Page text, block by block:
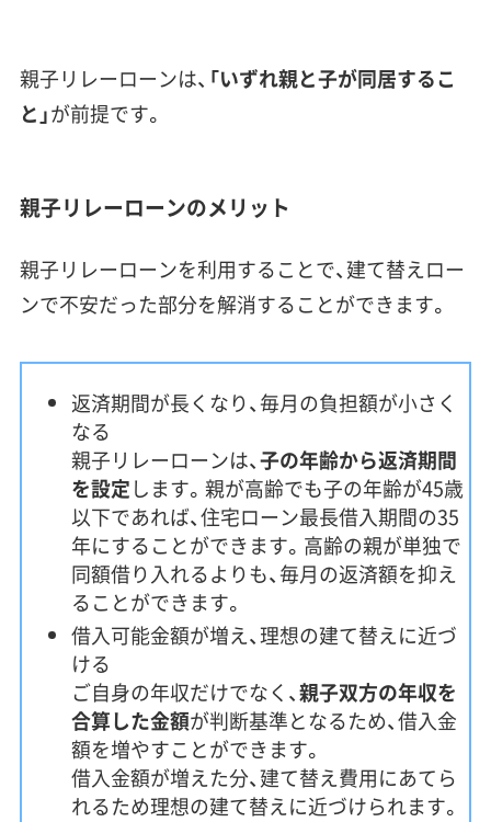
親子リレーローンは、 「いずれ親と子が同居するこ
と」が前提です。
親子リレーローンのメリット
親子リレーローンを利用することで、建て替えロー
ンで不安だった部分を解消することができます。
返済期間が長くなり、毎月の負担額が小さく
なる
親子リレーローンは、子の年齢から返済期間
を設定します。親が高齢でも子の年齢が45歳
以下であれば、住宅ローン最長借入期間の35
年にすることができます。高齢の親が単独で
同額借り入れるよりも、毎月の返済額を抑え
ることができます。
借入可能金額が増え、理想の建て替えに近づ
ける
ご自身の年収だけでなく、親子双方の年収を
合算した金額が判断基準となるため、借入金
額を増やすことができます。
借入金額が増えた分、建て替え費用にあてら
れるため理想の建て替えに近づけられます。